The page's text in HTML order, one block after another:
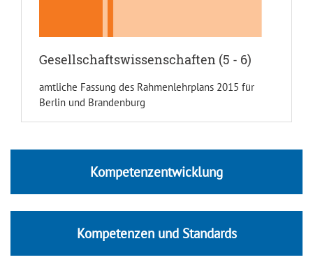
Gesellschaftswissenschaften (5 - 6)
amtliche Fassung des Rahmenlehrplans 2015 für
Berlin und Brandenburg
Kompetenzentwicklung
Kompetenzen und Standards